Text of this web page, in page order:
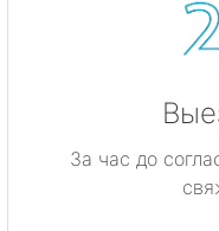
За час до